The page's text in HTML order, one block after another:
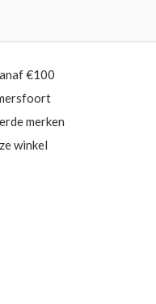
€100
merken
winkel